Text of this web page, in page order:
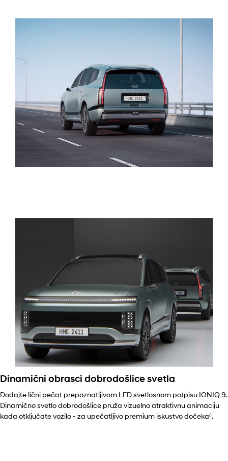
Dinamični obrasci dobrodošlice svetla
Dodajte lični pečat prepoznatljivom LED svetlosnom potpisu IONIQ 9.
Dinamično svetlo dobrodošlice pruža vizuelno atraktivnu animaciju
kada otključate vozilo - za upečatljivo premium iskustvo dočeka⁶.